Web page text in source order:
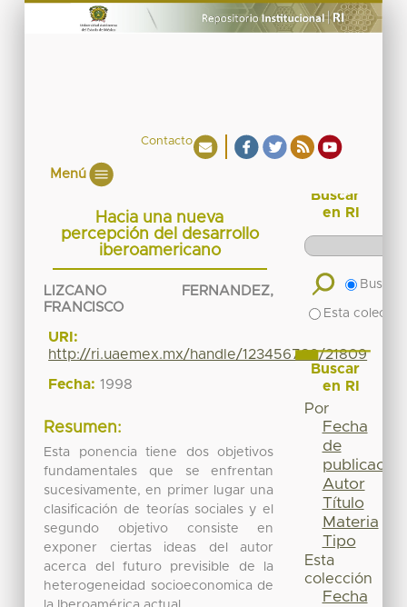
Contacto
Menú
Hacia una nueva
percepción del desarrollo
iberoamericano
LIZCANO FERNANDEZ,
FRANCISCO
URI:
http://ri.uaemex.mx/handle/123456789/21809
Fecha: 1998
Resumen:
Esta ponencia tiene dos objetivos
fundamentales que se enfrentan
sucesivamente, en primer lugar una
clasificación de teorías sociales y el
segundo objetivo consiste en
exponer ciertas ideas del autor
acerca del futuro previsible de la
heterogeneidad socioeconomica de
Buscar
en RI
Buscar
Esta
Buscar
en RI
Por
Fecha
de
publicación
Autor
Título
Materia
Tipo
Esta
colección
Fecha